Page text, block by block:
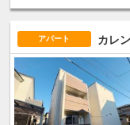
アパート カレ